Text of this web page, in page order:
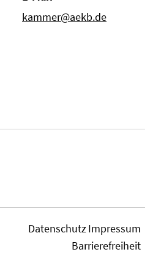
kammer@aekb.de
DatenschutzImpressum
Barrierefreiheit